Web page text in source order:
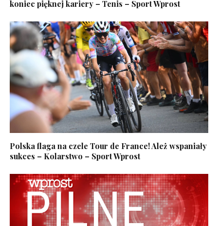
koniec pięknej kariery – Tenis – Sport Wprost
Polska flaga na czele Tour de France! Ależ wspaniały
sukces – Kolarstwo – Sport Wprost